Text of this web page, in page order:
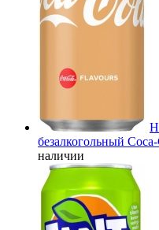
безалкогольный
наличии